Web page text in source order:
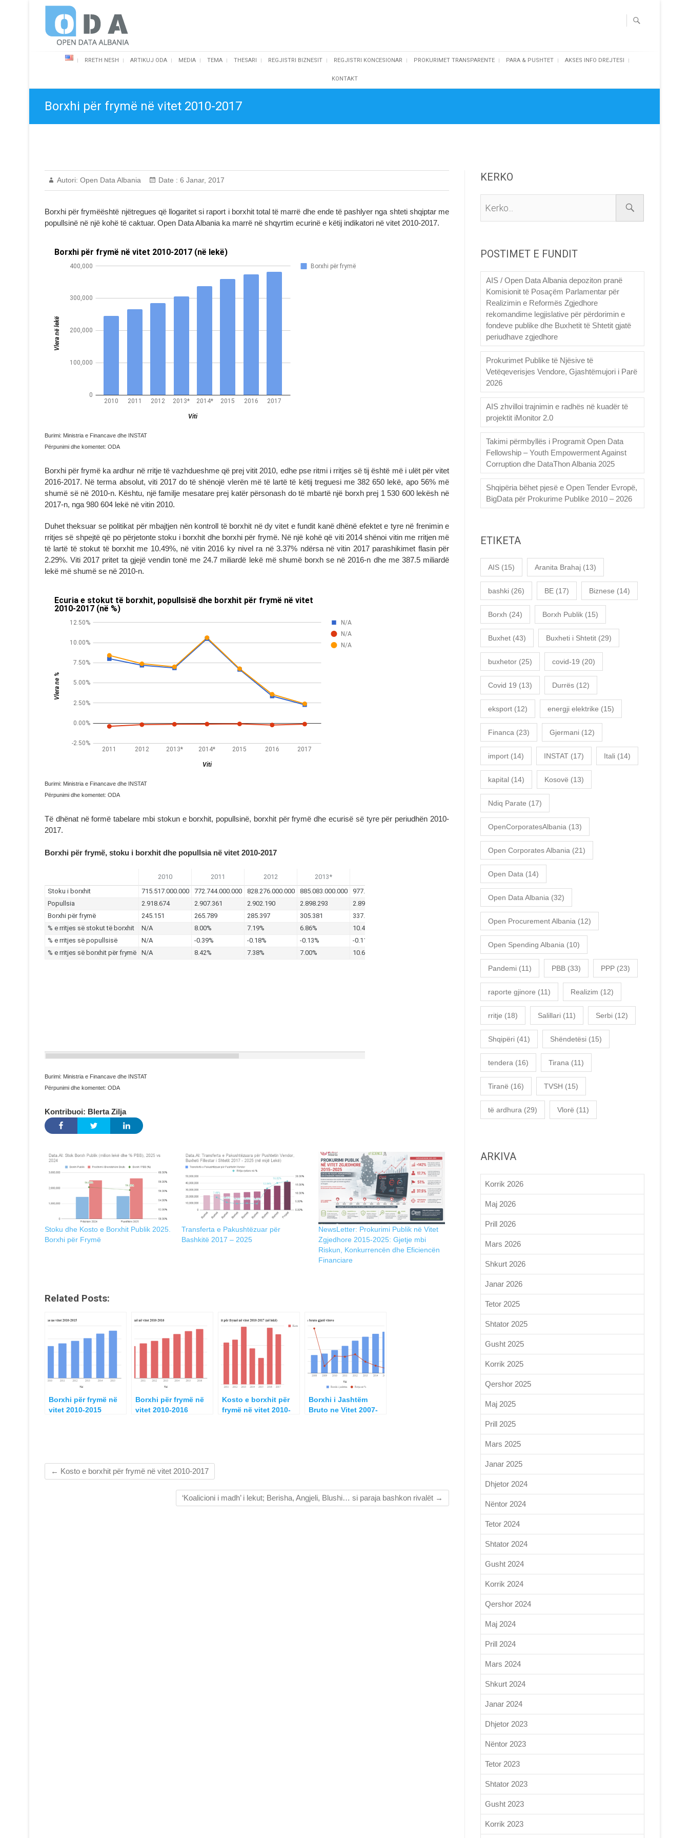
Open Data Albania
RRETH NESH ARTIKUJ ODA MEDIA TEMA THESARI REGJISTRI BIZNESIT REGJISTRI KONCESIONAR PROKURIMET TRANSPARENTE PARA & PUSHTET AKSES INFO DREJTESI
KONTAKT
Borxhi për frymë në vitet 2010-2017
Autori: Open Data Albania Date : 6 Janar, 2017
Borxhi për frymëështë njëtregues që llogaritet si raport i borxhit total të marrë dhe ende të pashlyer nga shteti shqiptar me
popullsinë në një kohë të caktuar. Open Data Albania ka marrë në shqyrtim ecurinë e këtij indikatori në vitet 2010-2017.
Burimi: Ministria e Financave dhe INSTAT
Përpunimi dhe komentet: ODA
Borxhi për frymë ka ardhur në rritje të vazhdueshme që prej vitit 2010, edhe pse ritmi i rritjes së tij është më i ulët për vitet
2016-2017. Në terma absolut, viti 2017 do të shënojë vlerën më të lartë të këtij treguesi me 382 650 lekë, apo 56% më
shumë së në 2010-n. Kështu, një familje mesatare prej katër përsonash do të mbartë një borxh prej 1 530 600 lekësh në
2017-n, nga 980 604 lekë në vitin 2010.
Duhet theksuar se politikat për mbajtjen nën kontroll të borxhit në dy vitet e fundit kanë dhënë efektet e tyre në frenimin e
rritjes së shpejtë që po përjetonte stoku i borxhit dhe borxhi për frymë. Në një kohë që viti 2014 shënoi vitin me rritjen më
të lartë të stokut të borxhit me 10.49%, në vitin 2016 ky nivel ra në 3.37% ndërsa në vitin 2017 parashikimet flasin për
2.29%. Viti 2017 pritet ta gjejë vendin tonë me 24.7 miliardë lekë më shumë borxh se në 2016-n dhe me 387.5 miliardë
lekë më shumë se në 2010-n.
Burimi: Ministria e Financave dhe INSTAT
Përpunimi dhe komentet: ODA
Të dhënat në formë tabelare mbi stokun e borxhit, popullsinë, borxhit për frymë dhe ecurisë së tyre për periudhën 2010-
2017.
Borxhi për frymë, stoku i borxhit dhe popullsia në vitet 2010-2017
Burimi: Ministria e Financave dhe INSTAT
Përpunimi dhe komentet: ODA
Kontribuoi: Blerta Zilja
Stoku dhe Kosto e Borxhit Publik 2025.
Borxhi për Frymë
Transferta e Pakushtëzuar për
Bashkitë 2017 – 2025
NewsLetter: Prokurimi Publik në Vitet
Zgjedhore 2015-2025: Gjetje mbi
Riskun, Konkurrencën dhe Eficiencën
Financiare
Related Posts:
Borxhi për frymë në
vitet 2010-2015
Borxhi për frymë në
vitet 2010-2016
Kosto e borxhit për
frymë në vitet 2010-
Borxhi i Jashtëm
Bruto ne Vitet 2007-
← Kosto e borxhit për frymë në vitet 2010-2017
‘Koalicioni i madh’ i lekut; Berisha, Angjeli, Blushi… si paraja bashkon rivalët →
KERKO
POSTIMET E FUNDIT
AIS / Open Data Albania depoziton pranë
Komisionit të Posaçëm Parlamentar për
Realizimin e Reformës Zgjedhore
rekomandime legjislative për përdorimin e
fondeve publike dhe Buxhetit të Shtetit gjatë
periudhave zgjedhore
Prokurimet Publike të Njësive të
Vetëqeverisjes Vendore, Gjashtëmujori i Parë
2026
AIS zhvilloi trajnimin e radhës në kuadër të
projektit iMonitor 2.0
Takimi përmbyllës i Programit Open Data
Fellowship – Youth Empowerment Against
Corruption dhe DataThon Albania 2025
Shqipëria bëhet pjesë e Open Tender Evropë,
BigData për Prokurime Publike 2010 – 2026
ETIKETA
AIS (15) Aranita Brahaj (13)
bashki (26) BE (17) Biznese (14)
Borxh (24) Borxh Publik (15)
Buxhet (43) Buxheti i Shtetit (29)
buxhetor (25) covid-19 (20)
Covid 19 (13) Durrës (12)
eksport (12) energji elektrike (15)
Financa (23) Gjermani (12)
import (14) INSTAT (17) Itali (14)
kapital (14) Kosovë (13)
Ndiq Parate (17)
OpenCorporatesAlbania (13)
Open Corporates Albania (21)
Open Data (14)
Open Data Albania (32)
Open Procurement Albania (12)
Open Spending Albania (10)
Pandemi (11) PBB (33) PPP (23)
raporte gjinore (11) Realizim (12)
rritje (18) Salillari (11) Serbi (12)
Shqipëri (41) Shëndetësi (15)
tendera (16) Tirana (11)
Tiranë (16) TVSH (15)
të ardhura (29) Vlorë (11)
ARKIVA
Korrik 2026
Maj 2026
Prill 2026
Mars 2026
Shkurt 2026
Janar 2026
Tetor 2025
Shtator 2025
Gusht 2025
Korrik 2025
Qershor 2025
Maj 2025
Prill 2025
Mars 2025
Janar 2025
Dhjetor 2024
Nëntor 2024
Tetor 2024
Shtator 2024
Gusht 2024
Korrik 2024
Qershor 2024
Maj 2024
Prill 2024
Mars 2024
Shkurt 2024
Janar 2024
Dhjetor 2023
Nëntor 2023
Tetor 2023
Shtator 2023
Gusht 2023
Korrik 2023